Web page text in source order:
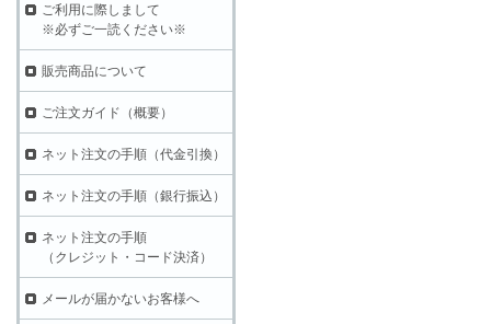
ご利用に際しまして
※必ずご一読ください※
販売商品について
ご注文ガイド（概要）
ネット注文の手順（代金引換）
ネット注文の手順（銀行振込）
ネット注文の手順
（クレジット・コード決済）
メールが届かないお客様へ